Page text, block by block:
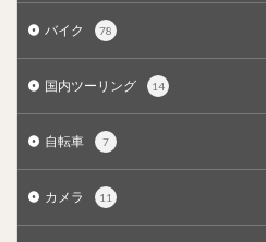
バイク 78
国内ツーリング 14
自転車 7
カメラ 11